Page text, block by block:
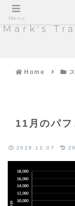
Mark's
Home
11月のパ
2019.12.07
Menu